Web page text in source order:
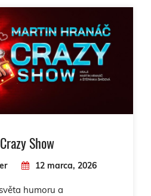
Show
12 marca, 2026
humoru a